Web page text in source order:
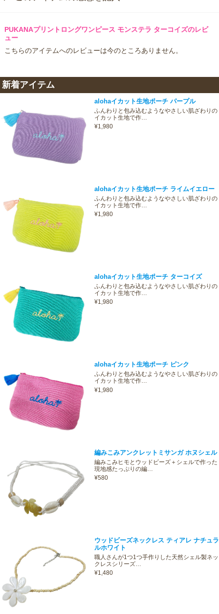
PUKANAプリントロングワンピース モンステラ ターコイズのレビ
ュー
こちらのアイテムへのレビューは今のところありません。
新着アイテム
alohaイカット生地ポーチ パープル
ふんわりと包み込むようなやさしい肌ざわりの
イカット生地で作…
¥1,980
alohaイカット生地ポーチ ライムイエロー
ふんわりと包み込むようなやさしい肌ざわりの
イカット生地で作…
¥1,980
alohaイカット生地ポーチ ターコイズ
ふんわりと包み込むようなやさしい肌ざわりの
イカット生地で作…
¥1,980
alohaイカット生地ポーチ ピンク
ふんわりと包み込むようなやさしい肌ざわりの
イカット生地で作…
¥1,980
編みこみアンクレットミサンガ ホヌシェル
編みこみヒモとウッドビーズ＋シェルで作った
現地感たっぷりの編…
¥580
ウッドビーズネックレス ティアレ ナチュラ
ルホワイト
職人さんが1つ1つ手作りした天然シェル製ネッ
クレスシリーズ…
¥1,480